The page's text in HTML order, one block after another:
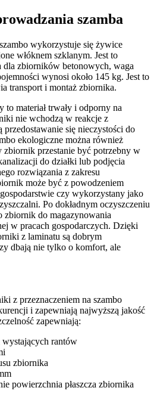
szamba
wykorzystuje się żywice
włóknem szklanym. Jest to
dla zbiorników betonowych, waga
wynosi około 145 kg. Jest to
transport i montaż zbiornika.
materiał trwały i odporny na
nie wchodzą w reakcje z
się nieczystości do
ekologiczne można również
przestanie być potrzebny w
do działki lub podjęcia
rozwiązania z zakresu
może być z powodzeniem
czy wykorzystany jako
Po dokładnym oczyszczeniu
zbiornik do magazynowania
w pracach gospodarczych. Dzięki
z laminatu są dobrym
dbają nie tylko o komfort, ale
z przeznaczeniem na szambo
i zapewniają najwyższą jakość
zapewniają:
wystających rantów
zbiornika
powierzchnia płaszcza zbiornika